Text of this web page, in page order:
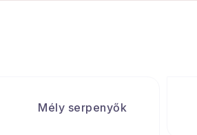
Mély serpenyők